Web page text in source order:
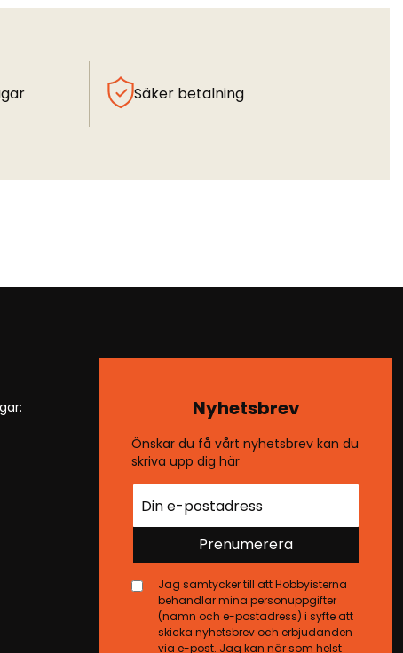
Säker betalning
Nyhetsbrev
Önskar du få vårt nyhetsbrev kan du
skriva upp dig här
Prenumerera
Jag samtycker till att Hobbyisterna
behandlar mina personuppgifter
(namn och e-postadress) i syfte att
skicka nyhetsbrev och erbjudanden
via e-post. Jag kan när som helst